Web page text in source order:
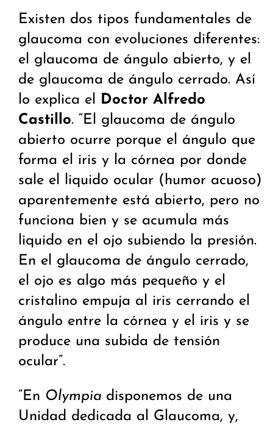
Existen dos tipos fundamentales de
glaucoma con evoluciones diferentes:
el glaucoma de ángulo abierto, y el
de glaucoma de ángulo cerrado. Así
lo explica el Doctor Alfredo
Castillo. “El glaucoma de ángulo
abierto ocurre porque el ángulo que
forma el iris y la córnea por donde
sale el liquido ocular (humor acuoso)
aparentemente está abierto, pero no
funciona bien y se acumula más
liquido en el ojo subiendo la presión.
En el glaucoma de ángulo cerrado,
el ojo es algo más pequeño y el
cristalino empuja al iris cerrando el
ángulo entre la córnea y el iris y se
produce una subida de tensión
ocular”.
“En Olympia disponemos de una
Unidad dedicada al Glaucoma, y,